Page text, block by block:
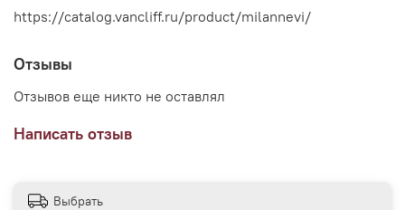
https://catalog.vancliff.ru/product/milannevi/
Отзывы
Отзывов еще никто не оставлял
Написать отзыв
Выбрать